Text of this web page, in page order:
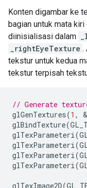
Konten digambar ke
bagian untuk mata
diinisialisasi dalam
_rightEyeTexture .
tekstur untuk kedua
tekstur terpisah
// Generate
glGenTextures(1 , &
glBindTexture(
glTexParameteri (
glTexParameteri (
glTexParameteri (
glTexParameteri (
glTexImage2D(